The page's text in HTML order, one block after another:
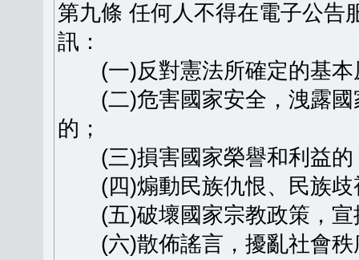
第九條 任何人不得在電子公告
訊：
(一)反對憲法所確定的基本
(二)危害國家安全，洩露國
的；
(三)損害國家榮譽和利益的
(四)煽動民族仇恨、民族歧
(五)破壞國家宗教政策，宣
(六)散佈謠言，擾亂社會秩